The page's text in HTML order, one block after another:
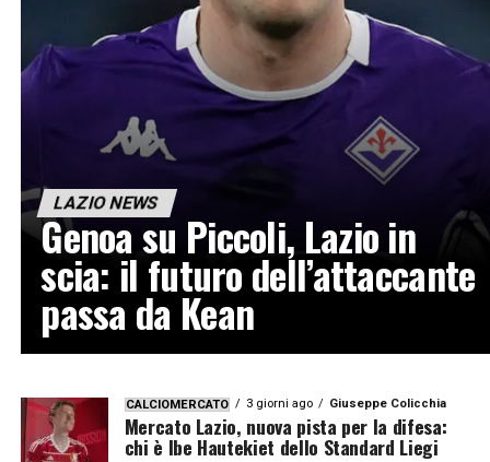
LAZIO NEWS
Genoa su Piccoli, Lazio in
scia: il futuro dell’attaccante
passa da Kean
CALCIOMERCATO 3 giorni ago Giuseppe Colicchia
Mercato Lazio, nuova pista per la difesa:
chi è Ibe Hautekiet dello Standard Liegi